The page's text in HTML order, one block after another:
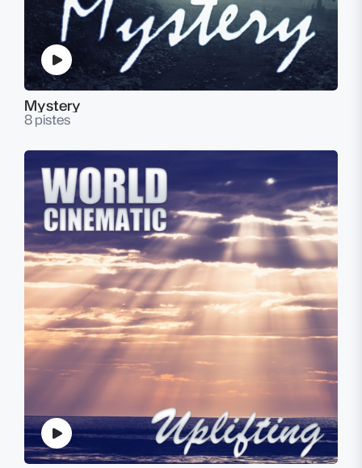
Mystery
8 pistes